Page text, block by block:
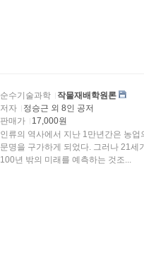
순수기술과학
작물재배학원론
저자
정승근 외 8인 공저
판매가
17,000원
인류의 역사에서 지난 1만년간은 농
문명을 구가하게 되었다. 그러나 21세기를 앞둔 현재 과학기술의 눈부신 발전에도 불구
100년 밖의 미래를 예측하는 것조...